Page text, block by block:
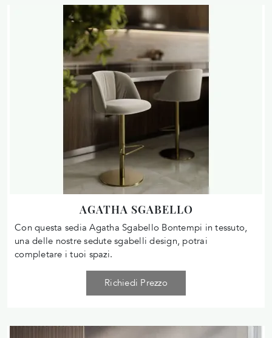
AGATHA SGABELLO
Con questa sedia Agatha Sgabello Bontempi in tessuto,
una delle nostre sedute sgabelli design, potrai
completare i tuoi spazi.
Richiedi Prezzo